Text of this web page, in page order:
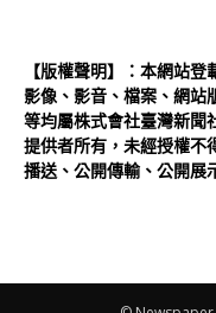
【版權聲明】：本網站
影像、影音、檔案、網站
等均屬株式會社臺灣新聞
提供者所有，未經授權不
播送、公開傳輸、公開展